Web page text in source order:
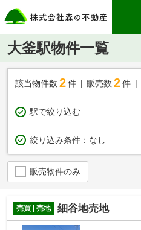
大釜駅物件一覧
該当物件数 2件 販売数 2 件
駅で絞り込む
絞り込み条件： なし
販売物件のみ
売買 | 売地 細谷地売地